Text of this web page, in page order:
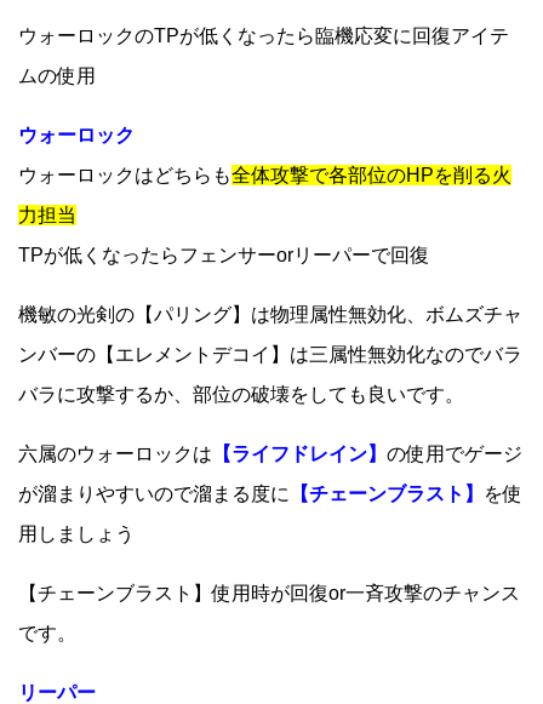
ウォーロックのTPが低くなったら臨機応変に回復アイテ
ムの使用
ウォーロック
ウォーロックはどちらも全体攻撃で各部位のHPを削る火
力担当
TPが低くなったらフェンサーorリーパーで回復
機敏の光剣の【パリング】は物理属性無効化、ボムズチャ
ンバーの【エレメントデコイ】は三属性無効化なのでバラ
バラに攻撃するか、部位の破壊をしても良いです。
六属のウォーロックは 【ライフドレイン】 の使用でゲージ
が溜まりやすいので溜まる度に
【チェーンブラスト】
を使
用しましょう
【チェーンブラスト】使用時が回復or一斉攻撃のチャンス
です。
リーパー